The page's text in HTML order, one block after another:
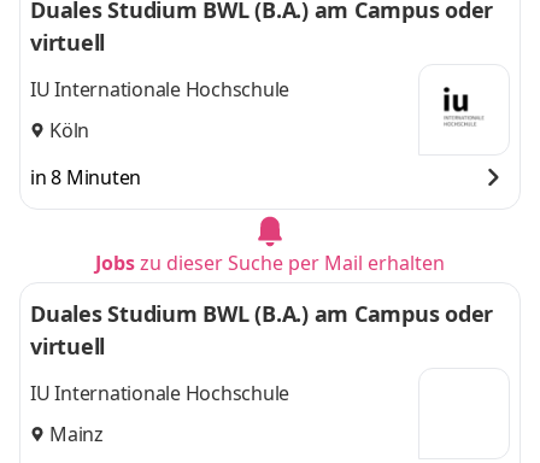
Duales Studium BWL (B.A.) am Campus oder
virtuell
IU Internationale Hochschule
Köln
in 8 Minuten
Jobszu dieser Suche per Mail erhalten
Duales Studium BWL (B.A.) am Campus oder
virtuell
IU Internationale Hochschule
Mainz